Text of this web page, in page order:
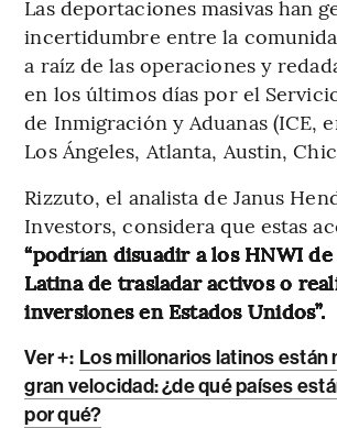
Las deportaciones masivas han
incertidumbre entre la
a raíz de las operaciones y
en los últimos días por el
de Inmigración y Aduanas (ICE,
Los Ángeles, Atlanta, Austin,
Rizzuto, el analista de Janus
Investors, considera que estas
“podrían disuadir a los HNWI
Latina de trasladar activos o
inversiones en Estados Unidos”.
Ver +: Los millonarios latinos están
gran velocidad: ¿de qué países
por qué?